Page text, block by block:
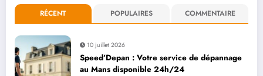
RÉCENT POPULAIRES COMMENTAIRE
10 juillet 2026
Speed’Depan : Votre service de dépannage
au Mans disponible 24h/24